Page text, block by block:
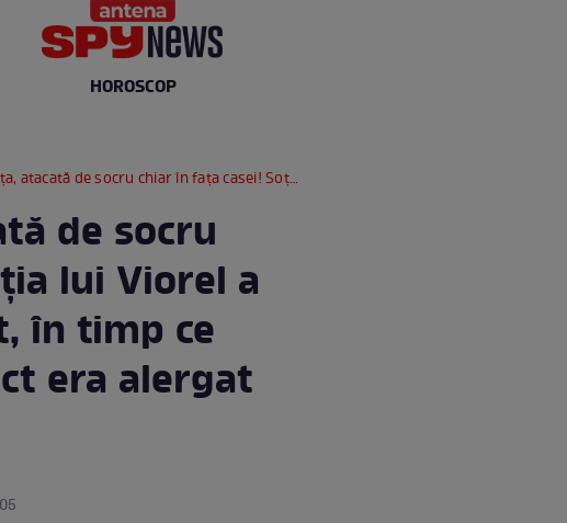
HOROSCOP
în fața casei! Soția lui Viorel a luat-o la fugă imediat, în timp ce operatorul Acces Direct era alergat cu pietre!
de socru
lui Viorel a
în timp ce
era alergat